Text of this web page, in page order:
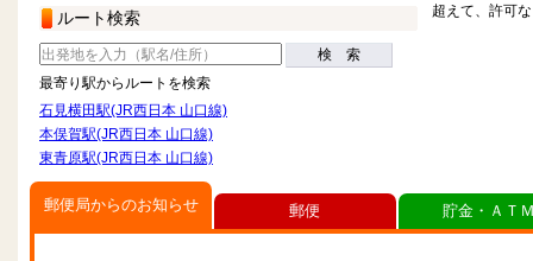
ルート検索
検 索
最寄り駅からルートを検索
石見横田駅(JR西日本 山口線)
本俣賀駅(JR西日本 山口線)
東青原駅(JR西日本 山口線)
超えて、許可
郵便局からのお知らせ 郵便 貯金・ＡＴ